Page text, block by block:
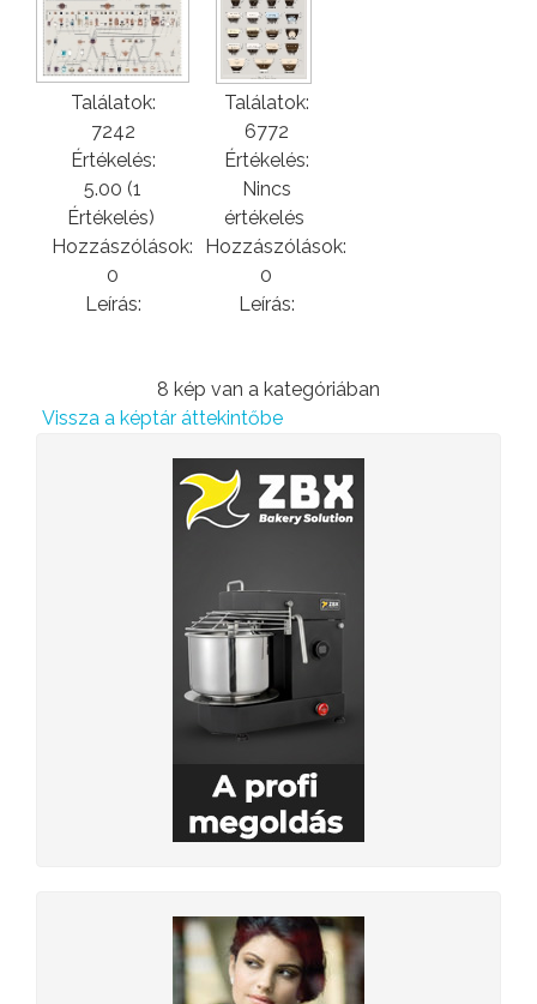
Találatok:
7242
Értékelés:
5.00 (1
Értékelés)
Hozzászólások:
0
Leírás:
Találatok:
6772
Értékelés:
Nincs
értékelés
Hozzászólások:
0
Leírás:
8 kép van a kategóriában
Vissza a képtár áttekintőbe